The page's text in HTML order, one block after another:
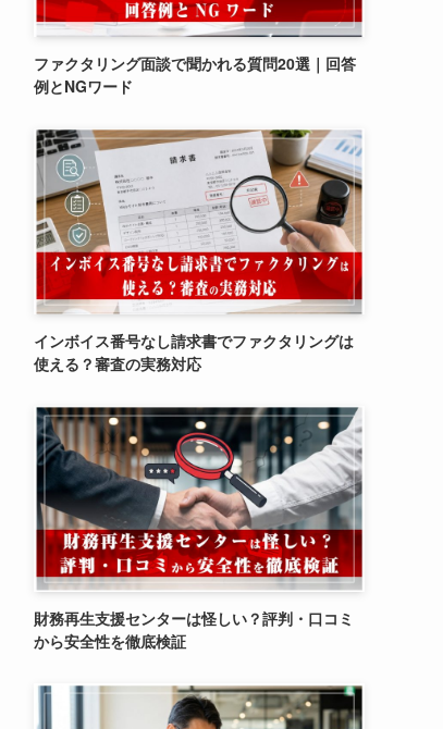
ファクタリング面談で聞かれる質問20選｜回答
例とNGワード
インボイス番号なし請求書でファクタリングは
使える？審査の実務対応
財務再生支援センターは怪しい？評判・口コミ
から安全性を徹底検証